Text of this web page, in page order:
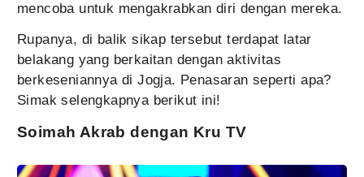
mencoba untuk mengakrabkan diri dengan mereka.
Rupanya, di balik sikap tersebut terdapat latar
belakang yang berkaitan dengan aktivitas
berkeseniannya di Jogja. Penasaran seperti apa?
Simak selengkapnya berikut ini!
Soimah Akrab dengan Kru TV